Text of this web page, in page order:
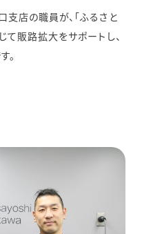
店の職員が、「ふるさと
て販路拡大をサポートし、
。